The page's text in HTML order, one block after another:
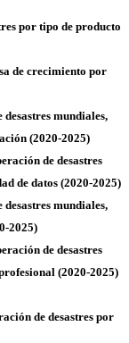
por tipo de producto
de crecimiento por
mundiales,
(2020-2025)
de desastres
de datos (2020-2025)
mundiales,
2025)
de desastres
(2020-2025)
de desastres por